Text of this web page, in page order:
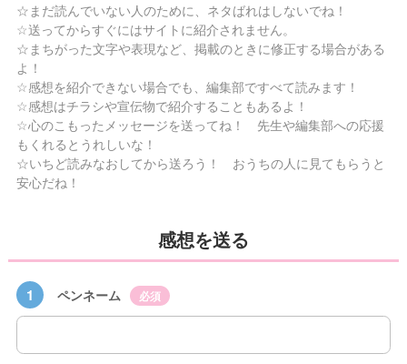
☆まだ読んでいない人のために、ネタばれはしないでね！
☆送ってからすぐにはサイトに紹介されません。
☆まちがった文字や表現など、掲載のときに修正する場合がある
よ！
☆感想を紹介できない場合でも、編集部ですべて読みます！
☆感想はチラシや宣伝物で紹介することもあるよ！
☆心のこもったメッセージを送ってね！ 先生や編集部への応援
もくれるとうれしいな！
☆いちど読みなおしてから送ろう！ おうちの人に見てもらうと
安心だね！
感想を送る
1 ペンネーム 必須